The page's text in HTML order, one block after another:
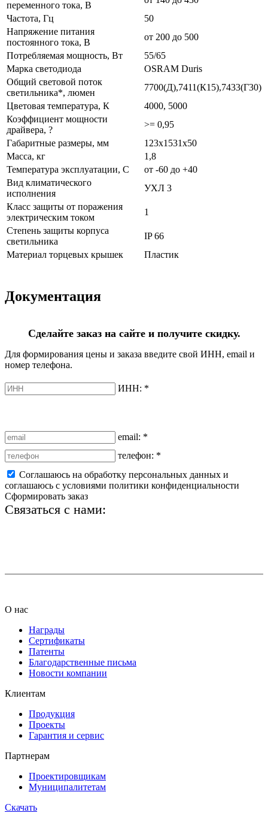
переменного тока, В
Частота, Гц
50
Напряжение питания
постоянного тока, В
от 200 до 500
Потребляемая мощность, Вт
55/65
Марка светодиода
OSRAM Duris
Общий световой поток
светильника*, люмен
7700(Д),7411(К15),7433(Г30)
Цветовая температура, К
4000, 5000
Коэффициент мощности
драйвера, ?
>= 0,95
Габаритные размеры, мм
123х1531х50
Масса, кг
1,8
Температура эксплуатации, С
от -60 до +40
Вид климатического
исполнения
УХЛ 3
Класс защиты от поражения
электрическим током
1
Степень защиты корпуса
светильника
IP 66
Материал торцевых крышек
Пластик
Документация
Сделайте заказ на сайте и получите скидку.
Для формирования цены и заказа введите свой ИНН, email и
номер телефона.
ИНН: *
email: *
телефон: *
Соглашаюсь на обработку персональных данных и
соглашаюсь с условиями политики конфиденциальности
Сформировать заказ
Связаться с нами:
О нас
Награды
Сертификаты
Патенты
Благодарственные письма
Новости компании
Клиентам
Продукция
Проекты
Гарантия и сервис
Партнерам
Проектировщикам
Муниципалитетам
Скачать